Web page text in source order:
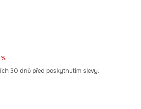
30 dnů před poskytnutím slevy: